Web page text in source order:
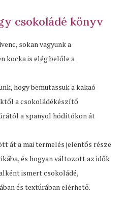
csokoládé könyv
sokan vagyunk a
kocka is elég belőle a
hogy bemutassuk a kakaó
a csokoládékészítő
a spanyol hódítókon át
át a mai termelés jelentős része
és hogyan változott az idők
ismert csokoládé,
és textúrában elérhető.